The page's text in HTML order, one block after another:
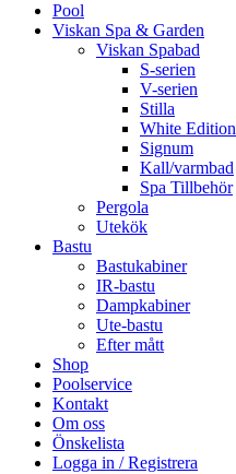
Pool
Viskan Spa & Garden
Viskan Spabad
S-serien
V-serien
Stilla
White Edition
Signum
Kall/varmbad
Spa Tillbehör
Pergola
Utekök
Bastu
Bastukabiner
IR-bastu
Dampkabiner
Ute-bastu
Efter mått
Shop
Poolservice
Kontakt
Om oss
Önskelista
Logga in / Registrera